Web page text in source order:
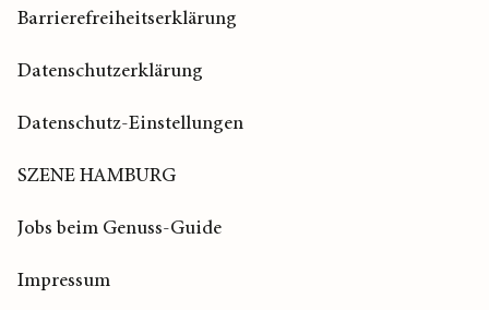
Barrierefreiheitserklärung
Datenschutzerklärung
Datenschutz-Einstellungen
SZENE HAMBURG
Jobs beim Genuss-Guide
Impressum